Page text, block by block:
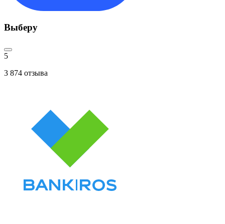
Выберу
5
3 874 отзыва